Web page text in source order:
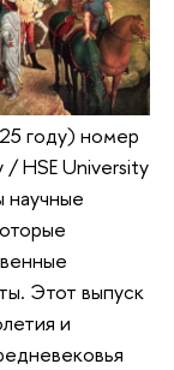
году) номер
HSE University
научные
Этот выпуск
и